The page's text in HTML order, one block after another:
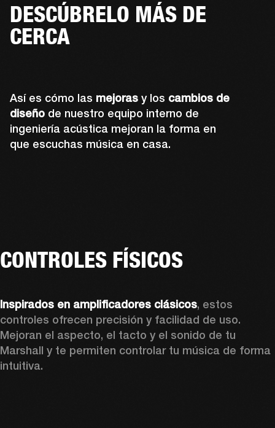
DESCÚBRELO MÁS DE
CERCA
Así es cómo las mejoras y los cambios de
diseño de nuestro equipo interno de
ingeniería acústica mejoran la forma en
que escuchas música en casa.
CONTROLES FÍSICOS
Inspirados en amplificadores clásicos, estos
controles ofrecen precisión y facilidad de uso.
Mejoran el aspecto, el tacto y el sonido de tu
Marshall y te permiten controlar tu música de forma
intuitiva.